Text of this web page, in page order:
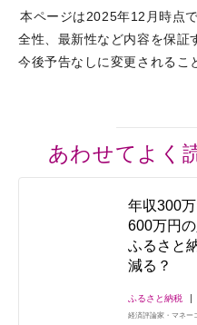
本ページは2025年12月時点
全性、最新性など内容を保証
今後予告なしに変更されるこ
あわせてよく
年収300
600万円
ふるさと
減る？
ふるさと納税
経済評論家・マネー